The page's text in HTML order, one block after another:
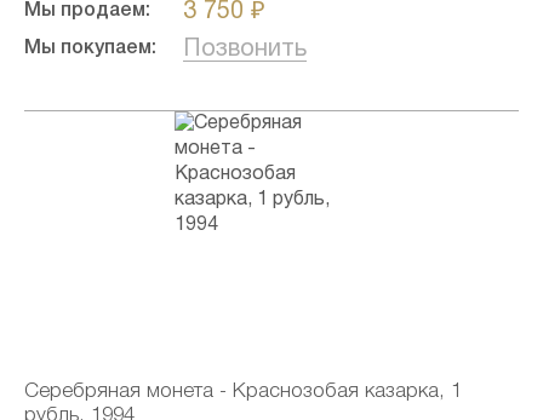
Мы продаем: 3 750 ₽
Мы покупаем: Позвонить
Серебряная монета - Краснозобая казарка, 1
рубль, 1994